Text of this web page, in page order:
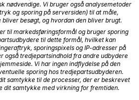
nødvendige. Vi bruger også analysemetoder
og sporing på serversiden) til at måle,
besøgt, og hvordan den bliver brugt.
til markedsføringsformål og bruger sporing
til dette formål, hvilket kan
sporingspixels og IP-adresser på
også tredjepartsindhold fra andre udbydere
Vi har ingen indflydelse på den
sporing hos tredjepartsudbyderen.
samtykke til de processer, der er beskrevet
dit samtykke med virkning for fremtiden.